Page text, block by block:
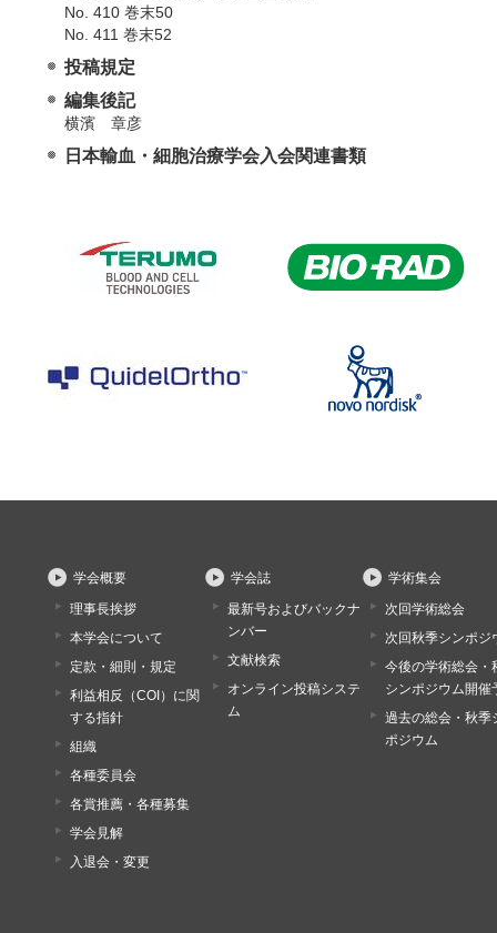
No. 410 巻末50
No. 411 巻末52
投稿規定
編集後記
横濱 章彦
日本輸血・細胞治療学会入会関連書類
学会概要
理事長挨拶
本学会について
定款・細則・規定
利益相反（COI）に関
する指針
組織
各種委員会
各賞推薦・各種募集
学会見解
入退会・変更
学会誌
最新号およびバックナ
ンバー
文献検索
オンライン投稿システ
ム
学術集会
次回学術総会
次回秋季シンポジ
今後の学術総会・
シンポジウム開催
過去の総会・秋季
ポジウム